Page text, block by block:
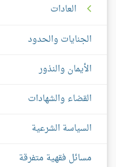
العادات
الجنايات والحدود
الأيمان والنذور
القضاء والشهادات
السياسة الشرعية
مسائل فقهية متفرقة